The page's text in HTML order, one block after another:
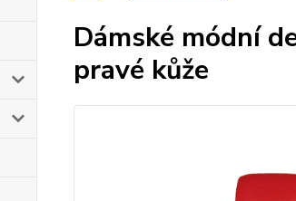
Dámské módní
pravé kůže